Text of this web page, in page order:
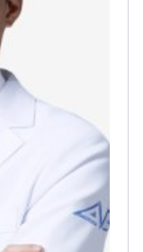
عيادات تجميل